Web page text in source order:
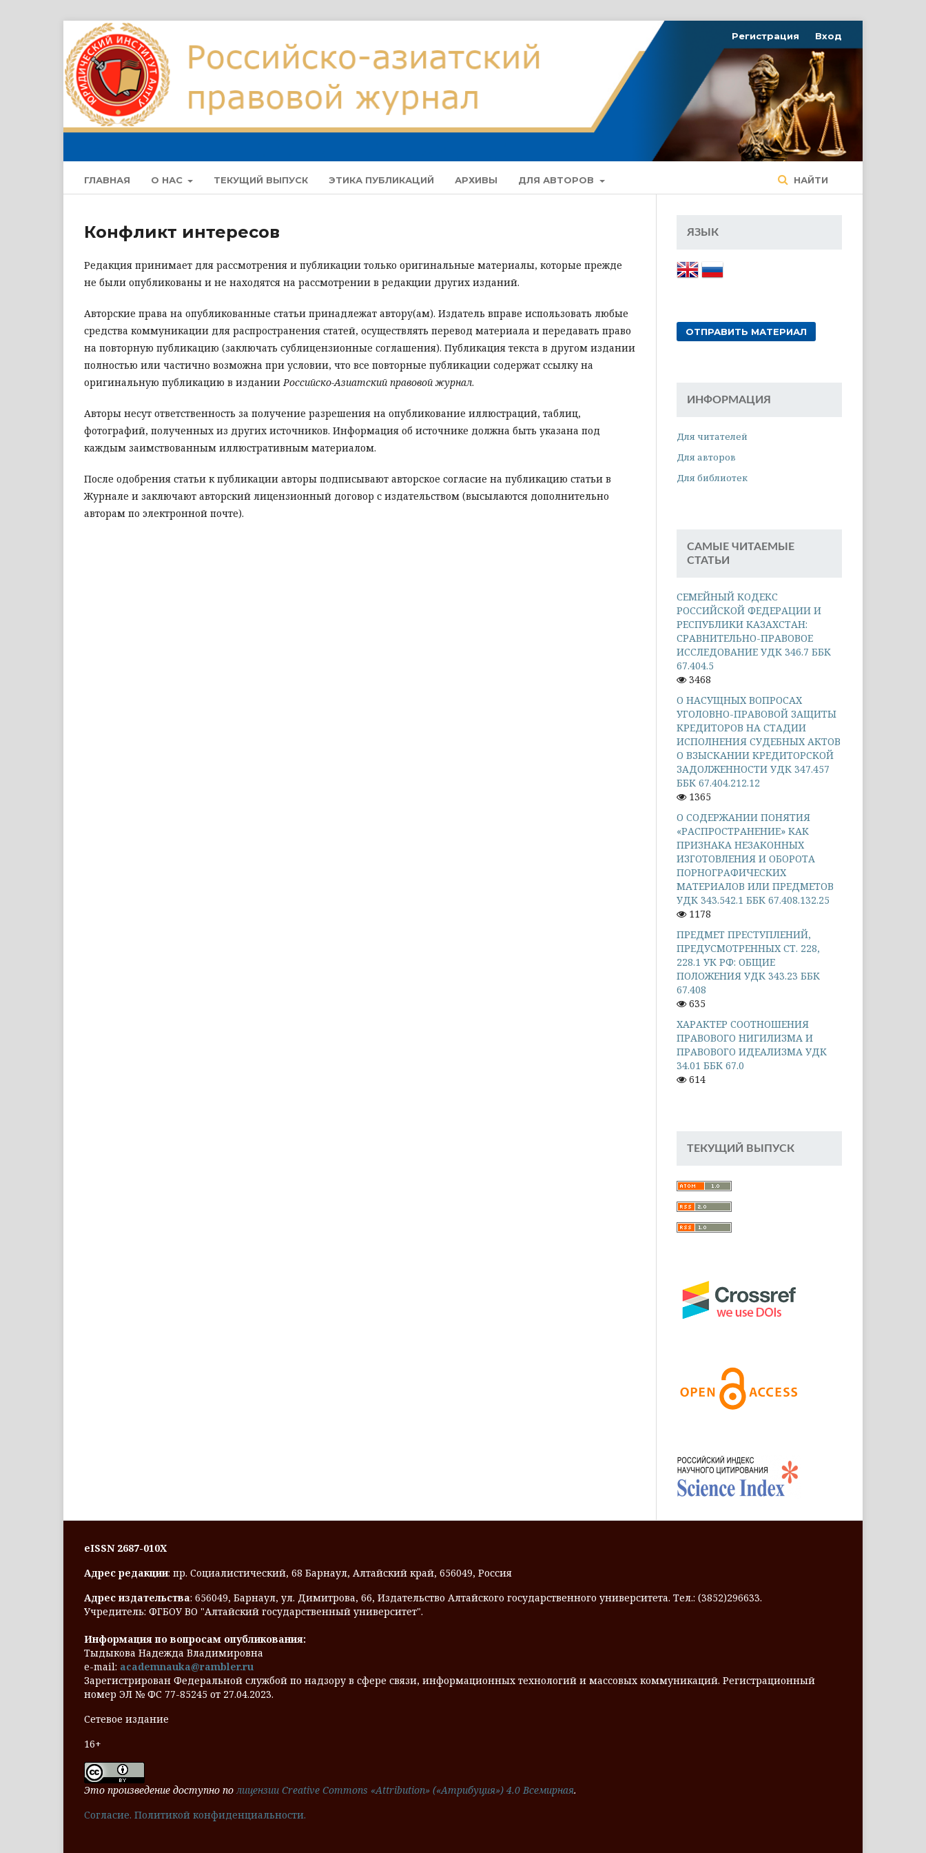
ГЛАВНАЯ О НАС ТЕКУЩИЙ ВЫПУСК ЭТИКА ПУБЛИКАЦИЙ АРХИВЫ ДЛЯ АВТОРОВ НАЙТИ
Регистрация Вход
Конфликт интересов
Редакция принимает для рассмотрения и публикации только оригинальные материалы, которые прежде
не были опубликованы и не находятся на рассмотрении в редакции других изданий.
Авторские права на опубликованные статьи принадлежат автору(ам). Издатель вправе использовать любые
средства коммуникации для распространения статей, осуществлять перевод материала и передавать право
на повторную публикацию (заключать сублицензионные соглашения). Публикация текста в другом издании
полностью или частично возможна при условии, что все повторные публикации содержат ссылку на
оригинальную публикацию в изданииРоссийско-Азиатский правовой журнал.
Авторы несут ответственность за получение разрешения на опубликование иллюстраций, таблиц,
фотографий, полученных из других источников. Информация об источнике должна быть указана под
каждым заимствованным иллюстративным материалом.
После одобрения статьи к публикации авторы подписывают авторское согласие на публикацию статьи в
Журнале и заключают авторский лицензионный договор с издательством (высылаются дополнительно
авторам по электронной почте).
ЯЗЫК
ОТПРАВИТЬ МАТЕРИАЛ
ИНФОРМАЦИЯ
Для читателей
Для авторов
Для библиотек
САМЫЕ ЧИТАЕМЫЕ
СТАТЬИ
СЕМЕЙНЫЙ КОДЕКС
РОССИЙСКОЙ ФЕДЕРАЦИИ И
РЕСПУБЛИКИ КАЗАХСТАН:
СРАВНИТЕЛЬНО-ПРАВОВОЕ
ИССЛЕДОВАНИЕ УДК 346.7 ББК
67.404.5
3468
О НАСУЩНЫХ ВОПРОСАХ
УГОЛОВНО-ПРАВОВОЙ ЗАЩИТЫ
КРЕДИТОРОВ НА СТАДИИ
ИСПОЛНЕНИЯ СУДЕБНЫХ АКТОВ
О ВЗЫСКАНИИ КРЕДИТОРСКОЙ
ЗАДОЛЖЕННОСТИ УДК 347.457
ББК 67.404.212.12
1365
О СОДЕРЖАНИИ ПОНЯТИЯ
«РАСПРОСТРАНЕНИЕ» КАК
ПРИЗНАКА НЕЗАКОННЫХ
ИЗГОТОВЛЕНИЯ И ОБОРОТА
ПОРНОГРАФИЧЕСКИХ
МАТЕРИАЛОВ ИЛИ ПРЕДМЕТОВ
УДК 343.542.1 ББК 67.408.132.25
1178
ПРЕДМЕТ ПРЕСТУПЛЕНИЙ,
ПРЕДУСМОТРЕННЫХ СТ. 228,
228.1 УК РФ: ОБЩИЕ
ПОЛОЖЕНИЯ УДК 343.23 ББК
67.408
635
ХАРАКТЕР СООТНОШЕНИЯ
ПРАВОВОГО НИГИЛИЗМА И
ПРАВОВОГО ИДЕАЛИЗМА УДК
34.01 ББК 67.0
614
ТЕКУЩИЙ ВЫПУСК
eISSN 2687-010X
Адрес редакции: пр. Социалистический, 68 Барнаул, Алтайский край, 656049, Россия
Адрес издательства: 656049, Барнаул, ул. Димитрова, 66, Издательство Алтайского государственного университета. Тел.: (3852)296633.
Учредитель: ФГБОУ ВО "Алтайский государственный университет".
Информация по вопросам опубликования:
Тыдыкова Надежда Владимировна
e-mail: academnauka@rambler.ru
Зарегистрирован Федеральной службой по надзору в сфере связи, информационных технологий и массовых коммуникаций. Регистрационный
номер ЭЛ № ФС 77-85245 от 27.04.2023.
Сетевое издание
16+
Это произведение доступно полицензии Creative Commons «Attribution» («Атрибуция») 4.0 Всемирная.
Cогласие. Политикой конфиденциальности.